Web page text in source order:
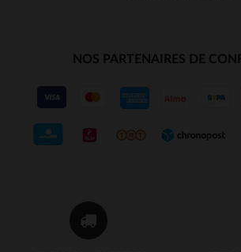
NOS PARTENAIRES DE